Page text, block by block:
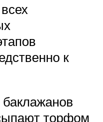
к
торфом